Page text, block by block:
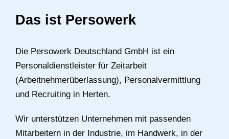
Das ist Persowerk
Die Persowerk Deutschland GmbH ist ein
Personaldienstleister für Zeitarbeit
(Arbeitnehmerüberlassung), Personalvermittlung
und Recruiting in Herten.
Wir unterstützen Unternehmen mit passenden
Mitarbeitern in der Industrie, im Handwerk, in der